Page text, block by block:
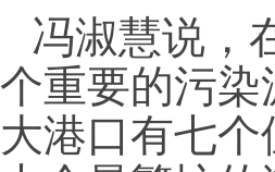
冯淑慧说，
个重要的污
大港口有七